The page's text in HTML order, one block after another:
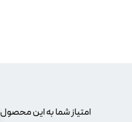
امتیاز شما به این محصول